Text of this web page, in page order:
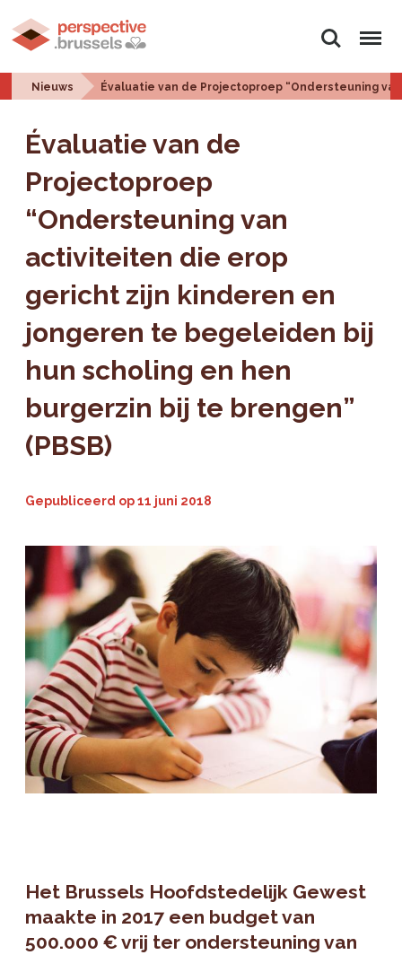
Zoeken Menu
Nieuws Évaluatie van de Projectoproep “Ondersteuning
Évaluatie van de
Projectoproep
“Ondersteuning van
activiteiten die erop
gericht zijn kinderen en
jongeren te begeleiden bij
hun scholing en hen
burgerzin bij te brengen”
(PBSB)
Gepubliceerd op11 juni 2018
Het Brussels Hoofdstedelijk Gewest
maakte in 2017 een budget van
500.000 € vrij ter ondersteuning van